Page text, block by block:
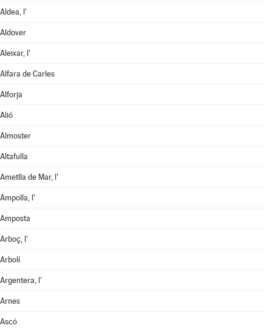
Aldea, l'
Aldover
Aleixar, l'
Alfara de Carles
Alforja
Alió
Almoster
Altafulla
Ametlla de Mar, l'
Ampolla, l'
Amposta
Arboç, l'
Arbolí
Argentera, l'
Arnes
Ascó